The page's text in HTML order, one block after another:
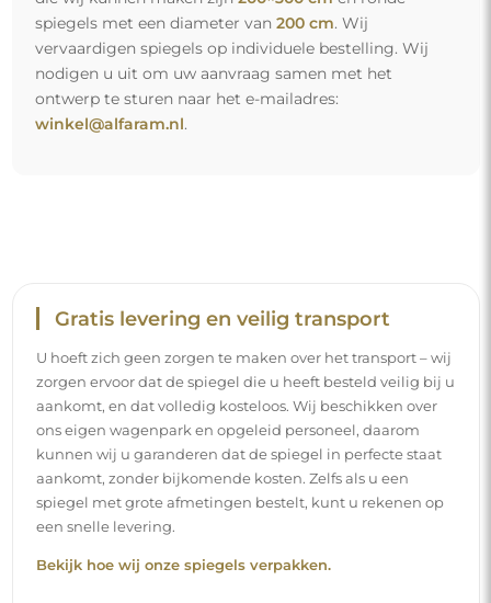
spiegels met een diameter van 200 cm. Wij
vervaardigen spiegels op individuele bestelling. Wij
nodigen u uit om uw aanvraag samen met het
ontwerp te sturen naar het e-mailadres:
winkel@alfaram.nl.
Gratis levering en veilig transport
U hoeft zich geen zorgen te maken over het transport – wij
zorgen ervoor dat de spiegel die u heeft besteld veilig bij u
aankomt, en dat volledig kosteloos. Wij beschikken over
ons eigen wagenpark en opgeleid personeel, daarom
kunnen wij u garanderen dat de spiegel in perfecte staat
aankomt, zonder bijkomende kosten. Zelfs als u een
spiegel met grote afmetingen bestelt, kunt u rekenen op
een snelle levering.
Bekijk hoe wij onze spiegels verpakken.